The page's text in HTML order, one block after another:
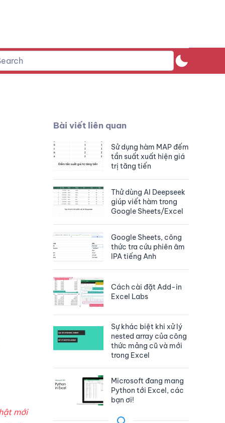
mới
Bài viết liên quan
Sử dụng hàm MAP đếm
tần suất xuất hiện giá
trị tăng tiến
Thử dùng AI Deepseek
giúp viết hàm trong
Google Sheets/Excel
Google Sheets, công
thức tra cứu phiên âm
IPA tiếng Anh
Cách cài đặt Add-in
Excel Labs
Sự khác biệt khi xử lý
nested array của công
thức mảng cũ và mới
trong Excel
Microsoft đang mang
Python tới Excel, các
bạn ơi!